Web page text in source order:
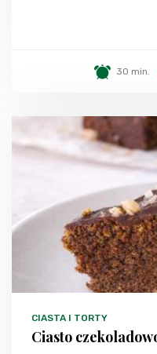
30 min.
CIASTA I TORTY
Ciasto